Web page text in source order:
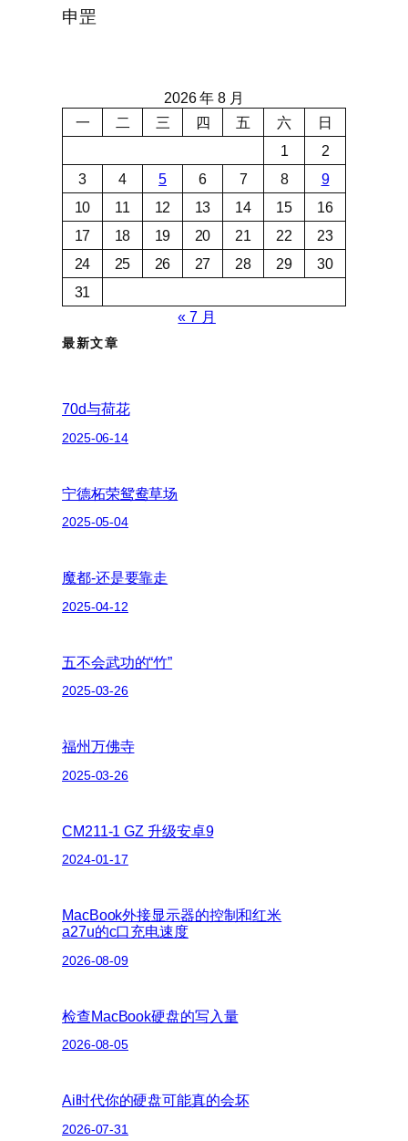
申罡
2026 年 8 月
一
二 三 四 五 六
日
1
2
3
4 5 6 7 8
9
10
11 12 13 14 15
16
17
18 19 20 21 22
23
24
25 26 27 28 29
30
31
« 7 月
最新文章
70d与荷花
2025-06-14
宁德柘荣鸳鸯草场
2025-05-04
魔都-还是要靠走
2025-04-12
五不会武功的“竹”
2025-03-26
福州万佛寺
2025-03-26
CM211-1 GZ 升级安卓9
2024-01-17
MacBook外接显示器的控制和红米
a27u的c口充电速度
2026-08-09
检查MacBook硬盘的写入量
2026-08-05
Ai时代你的硬盘可能真的会坏
2026-07-31